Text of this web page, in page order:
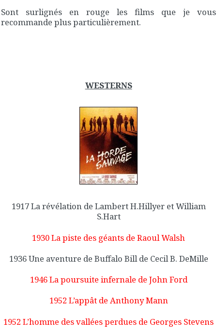
Sont surlignés en rouge les films que je vous
recommande plus particulièrement.
WESTERNS
1917 La révélation de Lambert H.Hillyer et William
S.Hart
1930 La piste des géants de Raoul Walsh
1936 Une aventure de Buffalo Bill de Cecil B. DeMille
1946 La poursuite infernale de John Ford
1952 L’appât de Anthony Mann
1952 L’homme des vallées perdues de Georges Stevens